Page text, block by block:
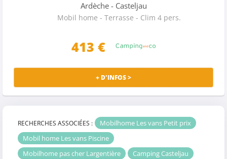
Ardèche - Casteljau
Mobil home - Terrasse - Clim 4 pers.
413 €
+ D'INFOS >
RECHERCHES ASSOCIÉES :
Mobilhome Les vans Petit prix
Mobil home Les vans Piscine
Mobilhome pas cher Largentière
Camping Casteljau